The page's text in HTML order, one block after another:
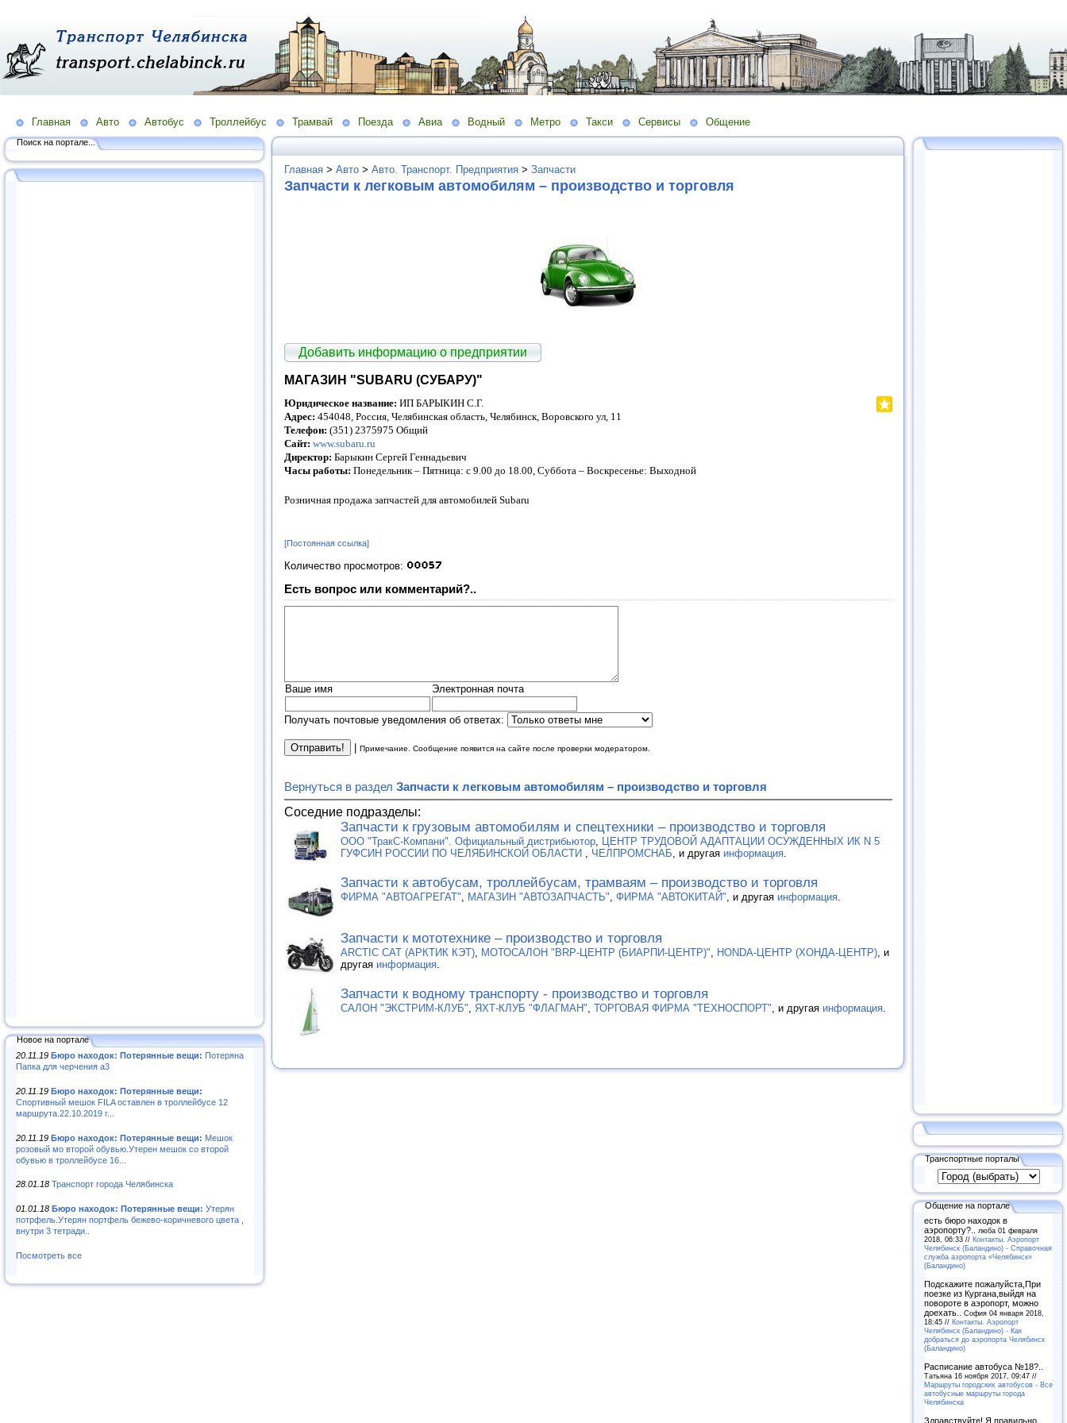
Главная Авто Автобус Троллейбус Трамвай Поезда Авиа Водный Метро Такси Сервисы Общение
Поиск на портале...
Новое на портале
20.11.19 Бюро находок: Потерянные вещи: Потеряна
Папка для черчения а3
20.11.19 Бюро находок: Потерянные вещи:
Спортивный мешок FILA оставлен в троллейбусе 12
маршрута.22.10.2019 г...
20.11.19 Бюро находок: Потерянные вещи: Мешок
розовый мо второй обувью.Утерен мешок со второй
обувью в троллейбусе 16...
28.01.18 Транспорт города Челябинска
01.01.18 Бюро находок: Потерянные вещи: Утерян
потрфель.Утерян портфель бежево-коричневого цвета ,
внутри 3 тетради..
Посмотреть все
Главная > Авто > Авто. Транспорт. Предприятия > Запчасти
Запчасти к легковым автомобилям – производство и торговля
Добавить информацию о предприятии
МАГАЗИН "SUBARU (СУБАРУ)"
Юридическое название: ИП БАРЫКИН С.Г.
Адрес: 454048, Россия, Челябинская область, Челябинск, Воровского ул, 11
Телефон: (351) 2375975 Общий
Сайт: www.subaru.ru
Директор: Барыкин Сергей Геннадьевич
Часы работы: Понедельник – Пятница: с 9.00 до 18.00, Суббота – Воскресенье: Выходной
Розничная продажа запчастей для автомобилей Subaru
[Постоянная ссылка]
Количество просмотров:
Есть вопрос или комментарий?..
Ваше имя Электронная почта
Получать почтовые уведомления об ответах:
Примечание. Сообщение появится на сайте после проверки модератором.
Вернуться в раздел Запчасти к легковым автомобилям – производство и торговля
Соседние подразделы:
Запчасти к грузовым автомобилям и спецтехники – производство и торговля
ООО "ТракС-Компани". Официальный дистрибьютор, ЦЕНТР ТРУДОВОЙ АДАПТАЦИИ ОСУЖДЕННЫХ ИК N 5
ГУФСИН РОССИИ ПО ЧЕЛЯБИНСКОЙ ОБЛАСТИ , ЧЕЛПРОМСНАБ, и другая информация.
Запчасти к автобусам, троллейбусам, трамваям – производство и торговля
ФИРМА "АВТОАГРЕГАТ", МАГАЗИН "АВТОЗАПЧАСТЬ", ФИРМА "АВТОКИТАЙ", и другая информация.
Запчасти к мототехнике – производство и торговля
ARCTIC CAT (АРКТИК КЭТ), МОТОСАЛОН "BRP-ЦЕНТР (БИАРПИ-ЦЕНТР)", HONDA-ЦЕНТР (ХОНДА-ЦЕНТР), и
другая информация.
Запчасти к водному транспорту - производство и торговля
САЛОН "ЭКСТРИМ-КЛУБ", ЯХТ-КЛУБ "ФЛАГМАН", ТОРГОВАЯ ФИРМА "ТЕХНОСПОРТ", и другая информация.
Транспортные порталы
Общение на портале
есть бюро находок в
аэропорту?..
люба 01 февраля
2018, 06:33 // Контакты. Аэропорт
Челябинск (Баландино) - Справочная
служба аэропорта «Челябинск»
(Баландино)
Подскажите пожалуйста,При
поезке из Кургана,выйдя на
повороте в аэропорт, можно
доехать.. София 04 января 2018,
18:45 // Контакты. Аэропорт
Челябинск (Баландино) - Как
добраться до аэропорта Челябинск
(Баландино)
Расписание автобуса №18?..
Татьяна 16 ноября 2017, 09:47 //
Маршруты городских автобусов - Все
автобусные маршруты города
Челябинска
Здравствуйте! Я правильно